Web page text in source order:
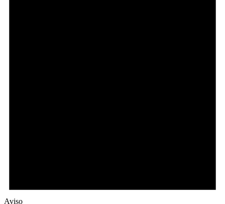
Aviso